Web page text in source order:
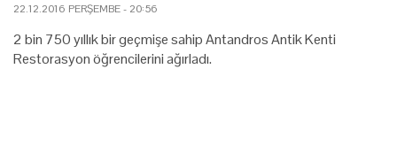
22.12.2016 PERŞEMBE - 20:56
2 bin 750 yıllık bir geçmişe sahip Antandros Antik Kenti
Restorasyon öğrencilerini ağırladı.